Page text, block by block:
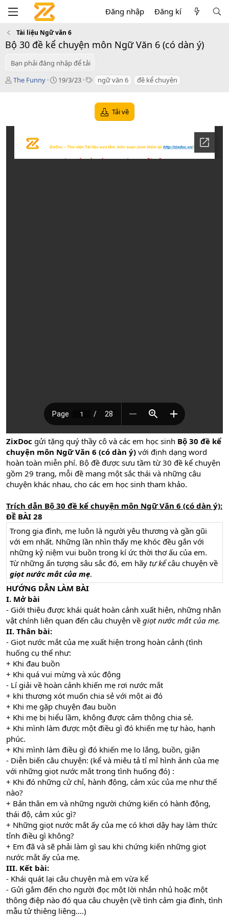
Đăng nhập Đăng kí
Tài liệu Ngữ văn 6
Bộ 30 đề kể chuyện môn Ngữ Văn 6 (có dàn ý)
Bạn phải đăng nhập để tải
T
ả
The Funny
C19/3/23
T
s
ngữ văn 6 đề kể chuyện
Tải về
ZixDoc gửi tặng quý thầy cô và các em học sinh Bộ 30 đề kể
chuyện môn Ngữ Văn 6 (có dàn ý) với định dạng word
hoàn toàn miễn phí. Bộ đề được sưu tầm từ 30 đề kể chuyện
gồm 29 trang, mỗi đề mang một sắc thái và những câu
chuyện khác nhau, cho các em học sinh tham khảo.
Trích dẫn Bộ 30 đề kể chuyện môn Ngữ Văn 6 (có dàn ý):
ĐỀ BÀI 28
Trong gia đình, mẹ luôn là người yêu thương và gần gũi
với em nhất. Những lần nhìn thấy mẹ khóc đều gắn với
những kỷ niệm vui buồn trong kí ức thời thơ ấu của em.
Từ những ấn tượng sâu sắc đó, em hãy tự kểcâu chuyện về
giọt nước mắt của mẹ.
HƯỚNG DẪN LÀM BÀI
I. Mở bài
- Giới thiệu được khái quát hoàn cảnh xuất hiện, những nhân
vật chính liên quan đến câu chuyện về giọt nước mắt của mẹ.
II. Thân bài:
- Giọt nước mắt của mẹ xuất hiện trong hoàn cảnh (tình
huống cụ thể như:
+ Khi đau buồn
+ Khi quá vui mừng và xúc động
- Lí giải về hoàn cảnh khiến mẹ rơi nước mắt
+ khi thương xót muốn chia sẻ với một ai đó
+ Khi mẹ gặp chuyện đau buồn
+ Khi mẹ bị hiểu lầm, không được cảm thông chia sẻ.
+ Khi mình làm được một điều gì đó khiến mẹ tự hào, hạnh
phúc.
+ Khi mình làm điều gì đó khiến mẹ lo lắng, buồn, giận
- Diễn biến câu chuyện: (kể và miêu tả tỉ mỉ hình ảnh của mẹ
với những giọt nước mắt trong tình huống đó) :
+ Khi đó những cử chỉ, hành động, cảm xúc của mẹ như thế
nào?
+ Bản thân em và những người chứng kiến có hành động,
thái độ, cảm xúc gì?
+ Những giọt nước mắt ấy của mẹ có khơi dậy hay làm thức
tỉnh điều gì không?
+ Em đã và sẽ phải làm gì sau khi chứng kiến những giọt
nước mắt ấy của mẹ.
III. Kết bài:
- Khái quát lại câu chuyện mà em vừa kể
- Gửi gắm đến cho người đọc một lời nhắn nhủ hoặc một
thông điệp nào đó qua câu chuyện (về tình cảm gia đình, tình
mẫu tử thiêng liêng....)